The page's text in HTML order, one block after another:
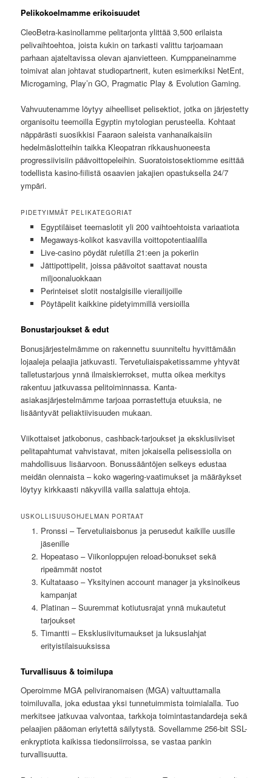
Pelikokoelmamme erikoisuudet
CleoBetra-kasinollamme pelitarjonta ylittää 3,500 erilaista
pelivaihtoehtoa, joista kukin on tarkasti valittu tarjoamaan
parhaan ajateltavissa olevan ajanvietteen. Kumppaneinamme
toimivat alan johtavat studiopartnerit, kuten esimerkiksi NetEnt,
Microgaming, Play’n GO, Pragmatic Play & Evolution Gaming.
Vahvuutenamme löytyy aiheelliset pelisektiot, jotka on järjestetty
organisoitu teemoilla Egyptin mytologian perusteella. Kohtaat
näppärästi suosikkisi Faaraon saleista vanhanaikaisiin
hedelmäslotteihin taikka Kleopatran rikkaushuoneesta
progressiivisiin päävoittopeleihin. Suoratoistosektiomme esittää
todellista kasino-fiilistä osaavien jakajien opastuksella 24/7
ympäri.
PIDETYIMMÄT PELIKATEGORIAT
Egyptiläiset teemaslotit yli 200 vaihtoehtoista variaatiota
Megaways-kolikot kasvavilla voittopotentiaalilla
Live-casino pöydät ruletilla 21:een ja pokeriin
Jättipottipelit, joissa päävoitot saattavat nousta
miljoonaluokkaan
Perinteiset slotit nostalgisille vierailijoille
Pöytäpelit kaikkine pidetyimmillä versioilla
Bonustarjoukset & edut
Bonusjärjestelmämme on rakennettu suunniteltu hyvittämään
lojaaleja pelaajia jatkuvasti. Tervetuliaispaketissamme yhtyvät
talletustarjous ynnä ilmaiskierrokset, mutta oikea merkitys
rakentuu jatkuvassa pelitoiminnassa. Kanta-
asiakasjärjestelmämme tarjoaa porrastettuja etuuksia, ne
lisääntyvät peliaktiivisuuden mukaan.
Viikottaiset jatkobonus, cashback-tarjoukset ja eksklusiiviset
pelitapahtumat vahvistavat, miten jokaisella pelisessiolla on
mahdollisuus lisäarvoon. Bonussääntöjen selkeys edustaa
meidän olennaista – koko wagering-vaatimukset ja määräykset
löytyy kirkkaasti näkyvillä vailla salattuja ehtoja.
USKOLLISUUSOHJELMAN PORTAAT
Pronssi – Tervetuliaisbonus ja perusedut kaikille uusille
jäsenille
Hopeataso – Viikonloppujen reload-bonukset sekä
ripeämmät nostot
Kultataaso – Yksityinen account manager ja yksinoikeus
kampanjat
Platinan – Suuremmat kotiutusrajat ynnä mukautetut
tarjoukset
Timantti – Eksklusiiviturnaukset ja luksuslahjat
erityistilaisuuksissa
Turvallisuus & toimilupa
Operoimme MGA peliviranomaisen (MGA) valtuuttamalla
toimiluvalla, joka edustaa yksi tunnetuimmista toimialalla. Tuo
merkitsee jatkuvaa valvontaa, tarkkoja toimintastandardeja sekä
pelaajien pääoman eriytettä säilytystä. Sovellamme 256-bit SSL-
enkryptiota kaikissa tiedonsiirroissa, se vastaa pankin
turvallisuutta.